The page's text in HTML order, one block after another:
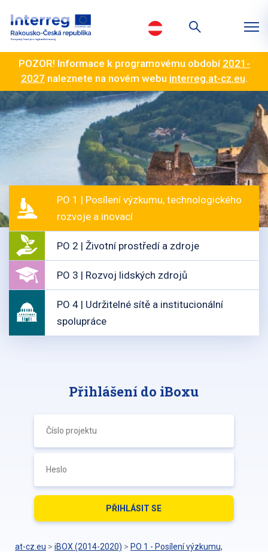
POZOR! Informace k programovému období 2021-
2027 naleznete na novém webu interreg.at-cz.eu.
PO 1 | Posílení výzkumu, technologického
rozvoje a inovací
PO 2 | Životní prostředí a zdroje
PO 3 | Rozvoj lidských zdrojů
PO 4 | Udržitelné sítě a institucionální
spolupráce
Přihlášení do iBoxu
at-cz.eu > iBOX (2014-2020) > PO 1 - Posílení výzkumu,